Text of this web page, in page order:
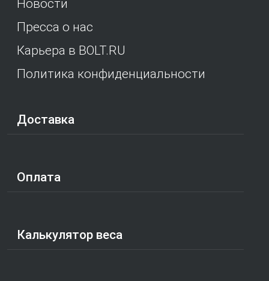
Новости
Пресса о нас
Карьера в BOLT.RU
Политика конфиденциальности
Доставка
Оплата
Калькулятор веса